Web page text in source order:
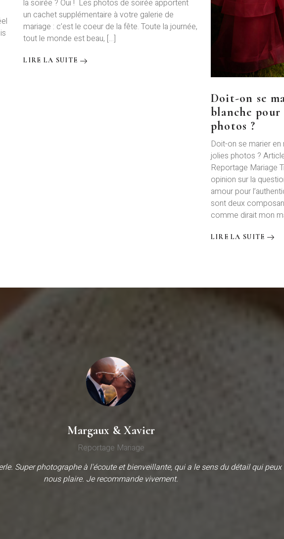
la soirée ? Oui ! Les photos de soirée apportent
un cachet supplémentaire à votre galerie de
mariage : c’est le coeur de la fête. Toute la journée,
tout le monde est beau, […]
LIRE LA SUITE
Doit-on se
blanche
photos ?
Doit-on se marier
jolies photos ?
Reportage Mariage
opinion sur la
amour pour
sont deux
comme dirait mon
LIRE LA SUITE
Margaux & Xavier
Reportage Mariage
Super photographe à l'écoute et bienveillante, qui a le sens du détail qui peux
nous plaire. Je recommande vivement.